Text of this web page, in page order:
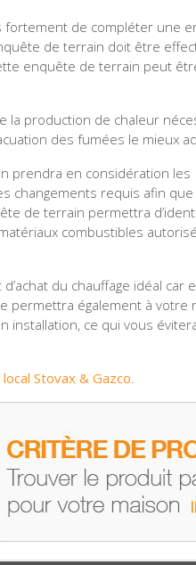
fortement de compléter une
de terrain doit être
enquête de terrain peut
la production de chaleur
des fumées le mieux
prendra en considération les
changements requis afin
de terrain permettra
combustibles
du chauffage idéal car
permettra également à votre
installation, ce qui vous
Stovax & Gazco.